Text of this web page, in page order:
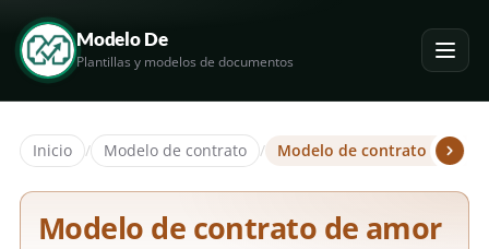
Modelo De
Plantillas y modelos de documentos
Inicio / Modelo de contrato / Modelo de contrato de
Modelo de contrato de amor